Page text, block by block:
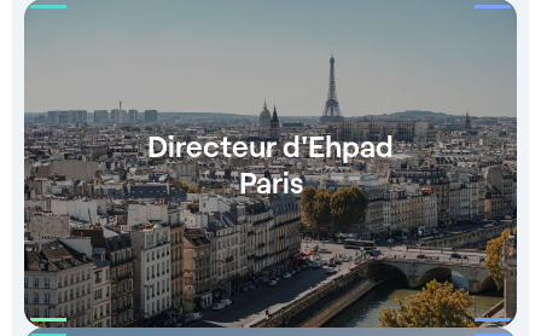
Directeur d'Ehpad
Paris